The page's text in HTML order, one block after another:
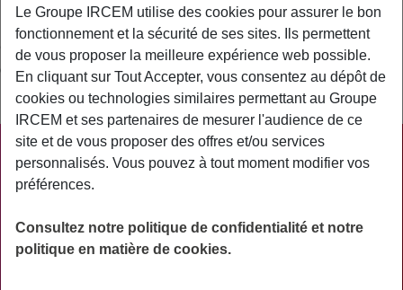
Byircem
C’est l’âge calculé par différence entre la date du jour et la date
de naissance, par exemple ; le 6 juillet 2010, quelqu’un né le
16 septembre 1973 aura 37 ans.
PRATIQUE
ACTUALITÉS
ASSURANCES
PRÉVOYANCE
Le Groupe IRCEM utilise des cookies pour assurer le bon
fonctionnement et la sécurité de ses sites. Ils permettent
de vous proposer la meilleure expérience web possible.
En cliquant sur Tout Accepter, vous consentez au dépôt de
cookies ou technologies similaires permettant au Groupe
IRCEM et ses partenaires de mesurer l'audience de ce
site et de vous proposer des offres et/ou services
personnalisés. Vous pouvez à tout moment modifier vos
préférences.
Consultez notre politique de confidentialité et notre
politique en matière de cookies.